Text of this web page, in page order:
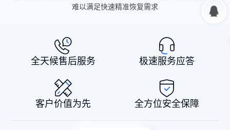
难以满足快速精准恢复需求
全天候售后服务 极速服务应答
客户价值为先 全方位安全保障